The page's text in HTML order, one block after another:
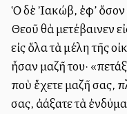
Ὁ δὲ Ἰακώβ, ἐφ’
Θεοῦ θὰ μετέβαινεν
εἰς ὅλα τὰ μέλη τῆς
ἦσαν μαζῆ του·
ποὺ ἔχετε μαζῆ σας,
σας, ἀλλάξατε τὰ